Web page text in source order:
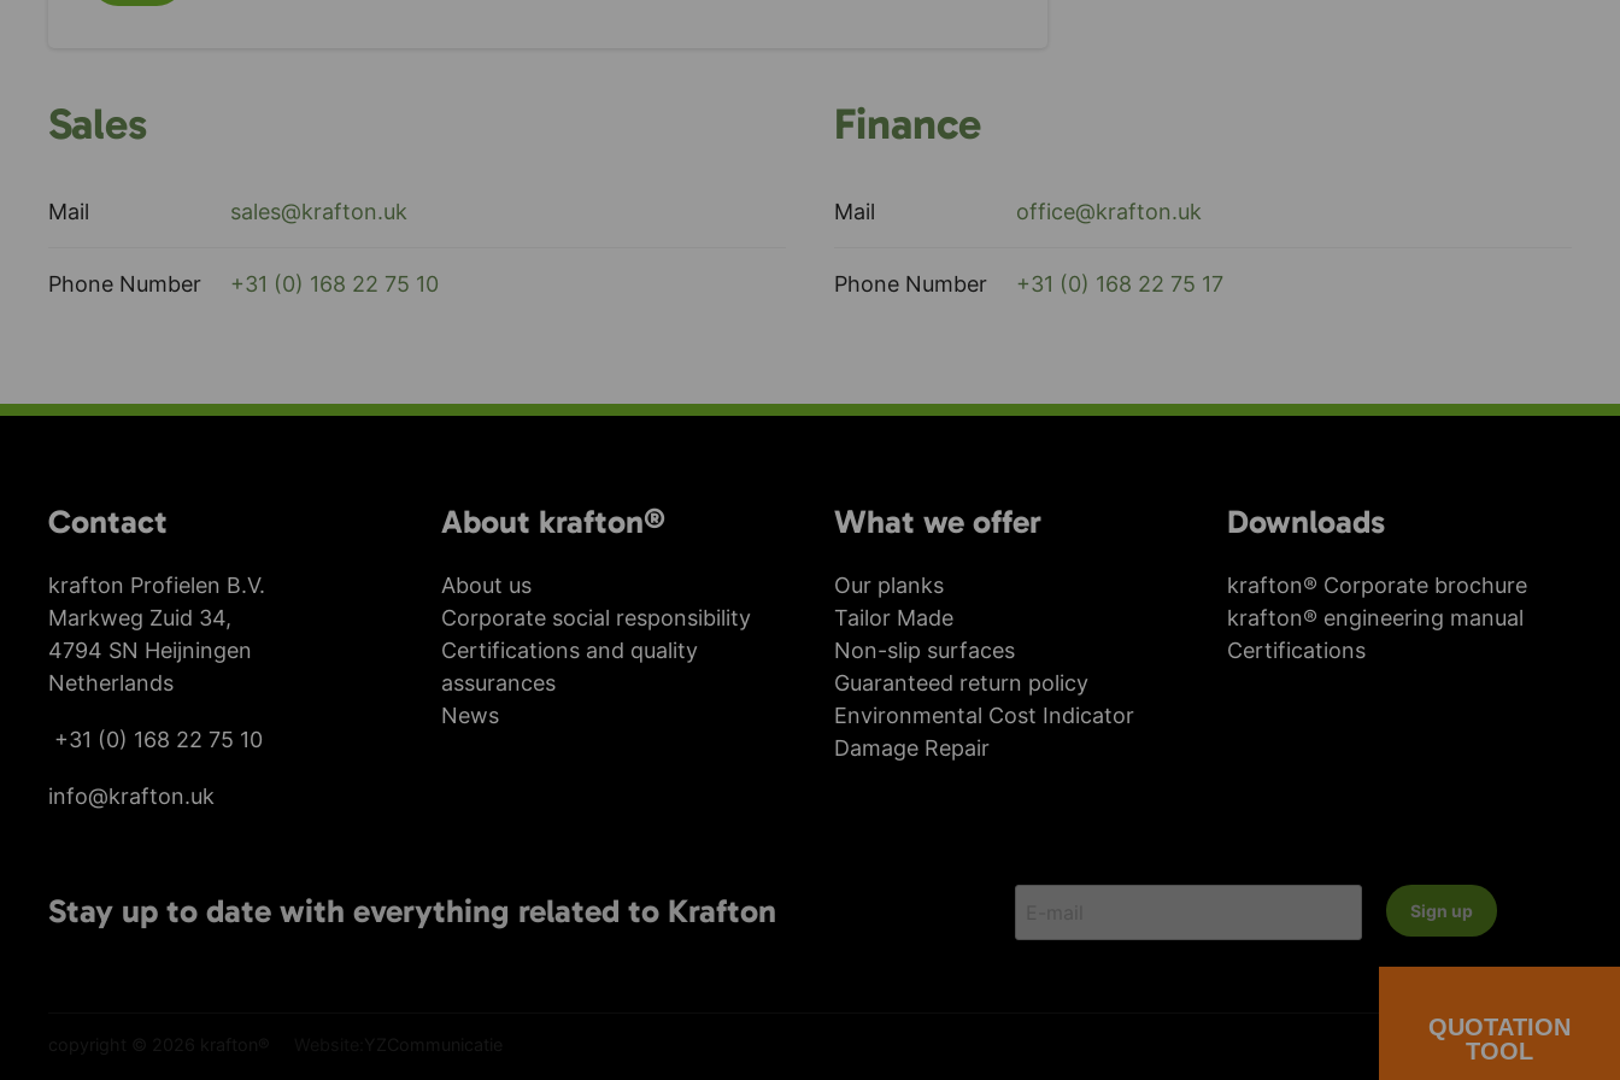
Sales
Mail sales@krafton.uk
Phone Number +31 (0) 168 22 75 10
Finance
Mail office@krafton.uk
Phone Number +31 (0) 168 22 75 17
Contact
krafton Profielen B.V.
Markweg Zuid 34,
4794 SN Heijningen
Netherlands
+31 (0) 168 22 75 10
info@krafton.uk
About krafton®
About us
Corporate social responsibility
Certifications and quality
assurances
News
What we offer
Our planks
Tailor Made
Non-slip surfaces
Guaranteed return policy
Environmental Cost Indicator
Damage Repair
Downloads
krafton® Corporate brochure
krafton® engineering manual
Certifications
Stay up to date with everything related to Krafton Sign up
Privacy policy
QUOTATION
TOOL